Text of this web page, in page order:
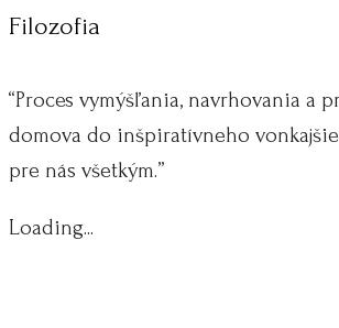
Filozofia
“Proces vymýšľania, navrhovania a
domova do inšpiratívneho
pre nás všetkým.”
Loading...